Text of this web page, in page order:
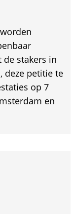
stakers in
deze petitie te
op 7
en